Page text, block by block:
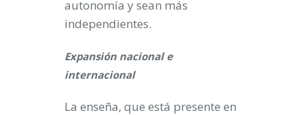
autonomía y sean más
independientes.
Expansión nacional e
internacional
La enseña, que está presente en